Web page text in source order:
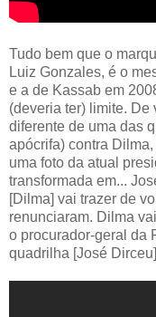
Tudo bem que o
Luiz Gonzales, é o
e a de Kassab em
(deveria ter) limite. De
diferente de uma das
apócrifa) contra
uma foto da atual
transformada em...
[Dilma] vai trazer de
renunciaram. Dilma
o procurador-geral da
quadrilha [José